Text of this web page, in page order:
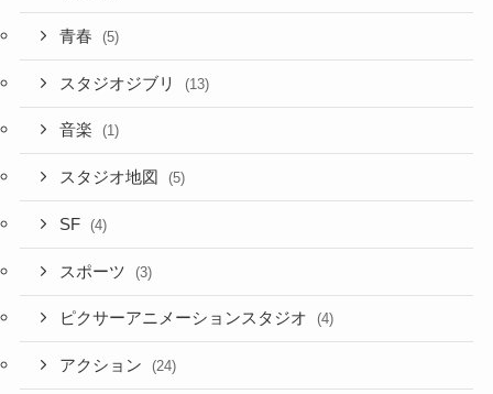
青春 (5)
スタジオジブリ (13)
音楽 (1)
スタジオ地図 (5)
SF (4)
スポーツ (3)
ピクサーアニメーションスタジオ (4)
アクション (24)